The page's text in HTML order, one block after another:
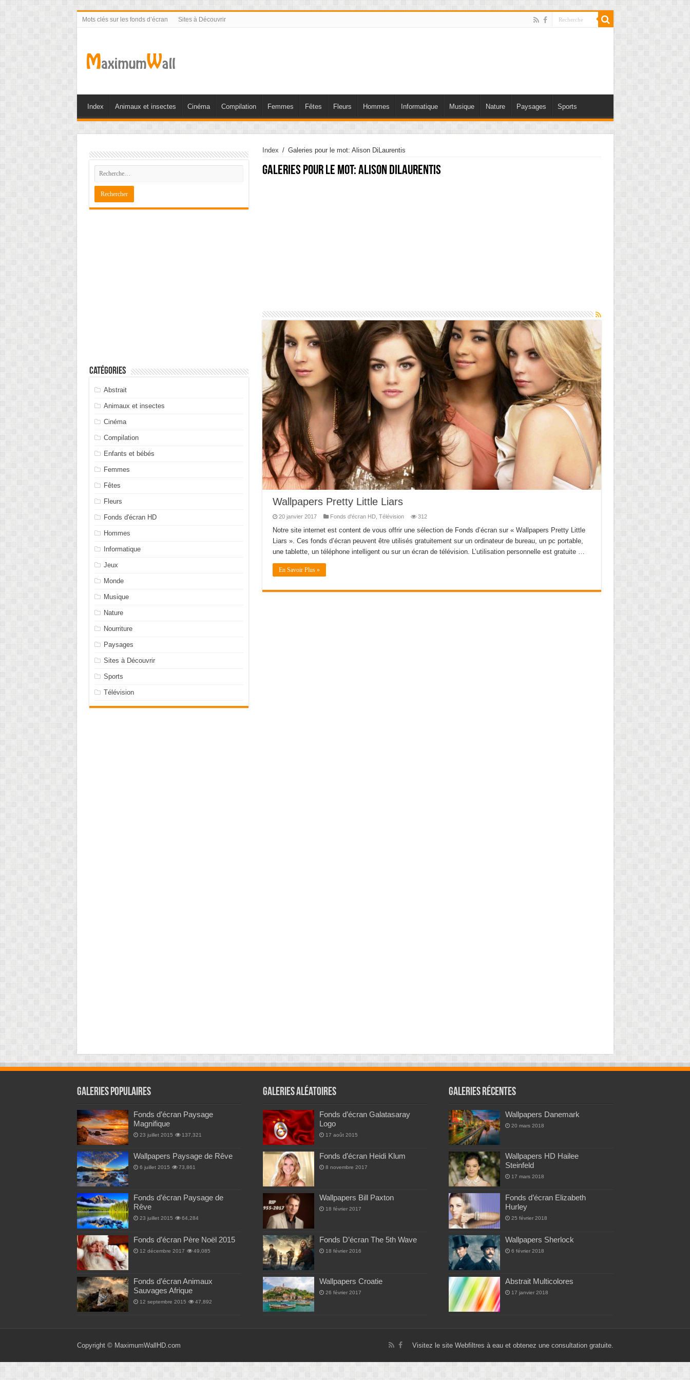
Mots clés sur les fonds d’écran Sites à Découvrir
Index Animaux et insectes Cinéma Compilation Femmes Fêtes Fleurs Hommes Informatique Musique Nature Paysages Sports
Index / Galeries pour le mot: Alison DiLaurentis
Galeries pour le mot:Alison DiLaurentis
Wallpapers Pretty Little Liars
20 janvier 2017 Fonds d'écran HD, Télévision 312
Notre site internet est content de vous offrir une sélection de Fonds d’écran sur « Wallpapers Pretty Little
Liars ». Ces fonds d’écran peuvent être utilisés gratuitement sur un ordinateur de bureau, un pc portable,
une tablette, un téléphone intelligent ou sur un écran de télévision. L’utilisation personnelle est gratuite …
En Savoir Plus »
Catégories
Abstrait
Animaux et insectes
Cinéma
Compilation
Enfants et bébés
Femmes
Fêtes
Fleurs
Fonds d'écran HD
Hommes
Informatique
Jeux
Monde
Musique
Nature
Nourriture
Paysages
Sites à Découvrir
Sports
Télévision
Galeries Populaires
Fonds d’écran Paysage
Magnifique
23 juillet 2015 137,321
Wallpapers Paysage de Rêve
6 juillet 2015 73,861
Fonds d’écran Paysage de
Rêve
23 juillet 2015 64,284
Fonds d’écran Père Noël 2015
12 décembre 2017 49,085
Fonds d’écran Animaux
Sauvages Afrique
12 septembre 2015 47,892
Galeries Aléatoires
Fonds d’écran Galatasaray
Logo
17 août 2015
Fonds d’écran Heidi Klum
8 novembre 2017
Wallpapers Bill Paxton
18 février 2017
Fonds D’écran The 5th Wave
18 février 2016
Wallpapers Croatie
26 février 2017
Galeries Récentes
Wallpapers Danemark
20 mars 2018
Wallpapers HD Hailee
Steinfeld
17 mars 2018
Fonds d’écran Elizabeth
Hurley
25 février 2018
Wallpapers Sherlock
6 février 2018
Abstrait Multicolores
17 janvier 2018
Visitez le site Webfiltres à eauet obtenez une consultation gratuite.
Copyright © MaximumWallHD.com